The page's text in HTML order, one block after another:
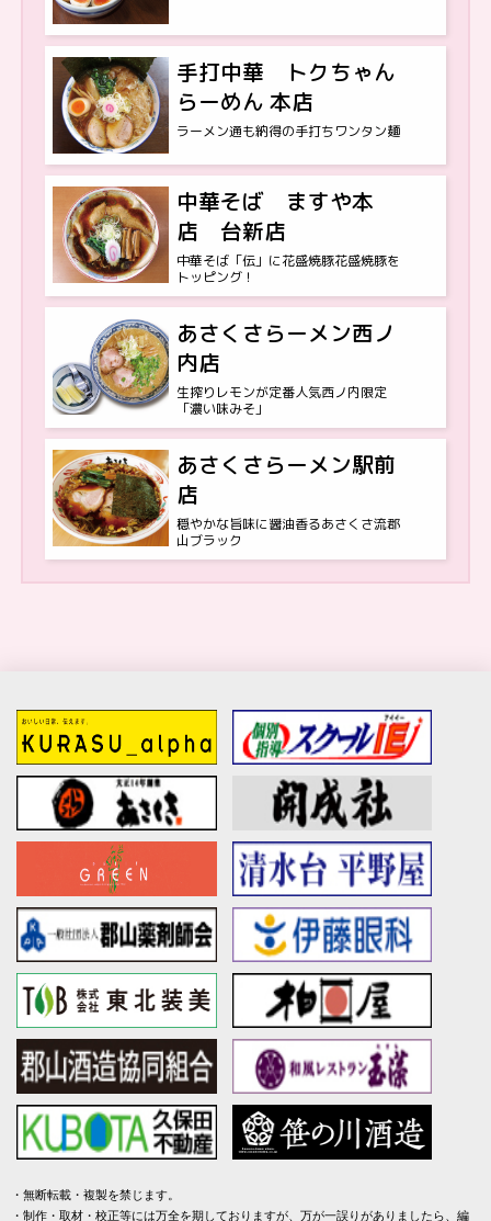
手打中華 トクちゃん
らーめん 本店
ラーメン通も納得の手打ちワンタン麺
中華そば ますや本
店 台新店
中華そば「伝」に花盛焼豚花盛焼豚を
トッピング！
あさくさらーメン西ノ
内店
生搾りレモンが定番人気西ノ内限定
「濃い味みそ」
あさくさらーメン駅前
店
穏やかな旨味に醤油香るあさくさ流郡
山ブラック
無断転載・複製を禁じます。
制作・取材・校正等には万全を期しておりますが、万が一誤りがありましたら、編